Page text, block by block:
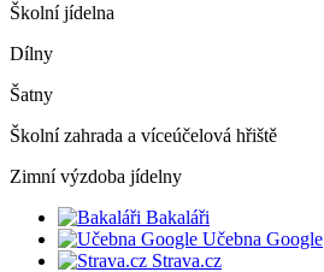
Školní jídelna
Dílny
Šatny
Školní zahrada a víceúčelová hřiště
Zimní výzdoba jídelny
Bakaláři
Učebna Google
Strava.cz